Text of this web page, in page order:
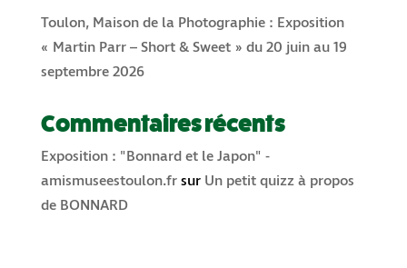
Toulon, Maison de la Photographie : Exposition
« Martin Parr – Short & Sweet » du 20 juin au 19
septembre 2026
Commentaires récents
Exposition : "Bonnard et le Japon" -
amismuseestoulon.frsur Un petit quizz à propos
de BONNARD